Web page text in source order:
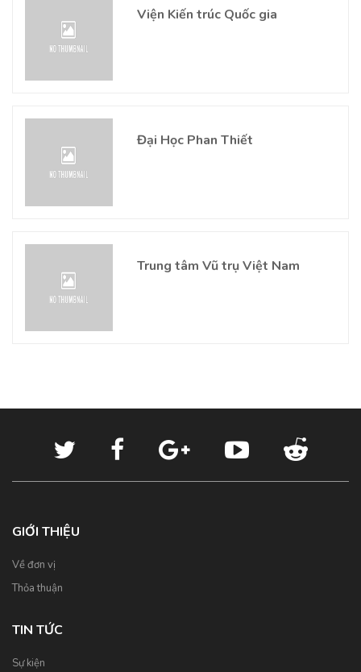
Viện Kiến trúc Quốc gia
Đại Học Phan Thiết
Trung tâm Vũ trụ Việt Nam
GIỚI THIỆU
Về đơn vị
Thỏa thuận
TIN TỨC
Sự kiện